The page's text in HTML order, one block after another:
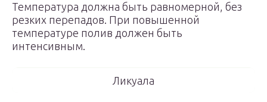
Температура должна быть равномерной, без
резких перепадов. При повышенной
температуре полив должен быть
интенсивным.
Ликуала